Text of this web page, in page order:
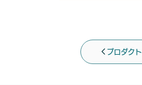
プロダク